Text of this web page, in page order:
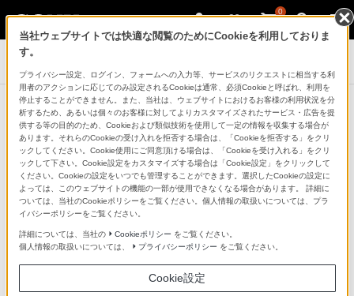
0
Xperia(TM) スマートフォン
Xperia サービスご利用ナビ
当社ウェブサイトでは快適な閲覧のためにCookieを利用しておりま
す。
プライバシー設定、ログイン、フォームへの入力等、サービスのリクエストに相当する利
用者のアクションに応じてのみ設定されるCookieは通常、必須Cookieと呼ばれ、利用を
停止することができません。また、当社は、ウェブサイトにおけるお客様の利用状況を分
析するため、あるいは個々のお客様に対してよりカスタマイズされたサービス・広告を提
供する等の目的のため、Cookieおよび類似技術を使用して一定の情報を収集する場合が
あります。それらのCookieの受け入れを拒否する場合は、「Cookieを拒否する」をクリ
ックしてください。Cookie使用にご同意頂ける場合は、「Cookieを受け入れる」をクリ
ックして下さい。Cookie設定をカスタマイズする場合は「Cookie設定」をクリックして
ください。Cookieの設定をいつでも管理することができます。選択したCookieの設定に
よっては、このウェブサイトの機能の一部が使用できなくなる場合があります。 詳細に
ついては、当社のCookieポリシーをご覧ください。個人情報の取扱いについては、プラ
イバシーポリシーをご覧ください。
詳細については、当社の Cookieポリシー をご覧ください。
個人情報の取扱いについては、
プライバシーポリシー をご覧ください。
Cookie設定